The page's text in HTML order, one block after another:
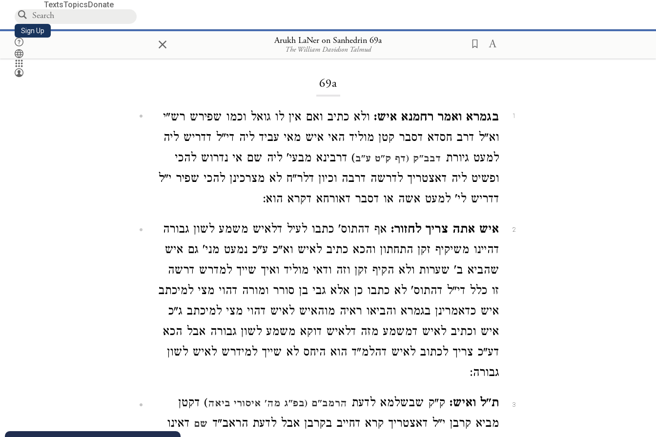
TextsTopicsDonate
Sign Up × Arukh LaNer on Sanhedrin 69a
The William Davidson Talmud
Loading...
69a
1 בגמרא ואמר רחמנא איש: ולא כתיב ואם אין לו גואל וכמו שפירש רש"י
וא"ל דרב חסדא דסבר קטן מוליד האי איש מאי עביד ליה די"ל דדריש ליה
למעט גיורת דבב"ק (דף ק"ט ע"ב) דרבינא מבעי' ליה שם אי נדרוש להכי
ופשיט ליה דאצטריך לדרשה דרבה וכיון דלר"ח לא מצרכינן להכי שפיר י"ל
דדריש לי' למעט אשה או דסבר דאורחא דקרא הוא:
2 איש אתה צריך לחזור: אף דהתוס' כתבו לעיל דלאיש משמע לשון גבורה
דהיינו משיקיף זקן התחתון והכא כתיב לאיש וא"כ ע"כ נמעט מני' גם איש
שהביא ב' שערות ולא הקיף זקן וזה ודאי מוליד ואיך שייך למדרש דרשה
זו כלל די"ל דהתוס' לא כתבו כן אלא גבי בן סורר ומורה דהוי מצי למיכתב
איש כדאמרינן בגמרא והביאו ראיה מוהאיש לאיש דהוי מצי למיכתב ג"כ
איש וכתיב לאיש דמשמע מזה דלאיש דוקא משמע לשון גבורה אבל הכא
דע"כ צריך לכתוב לאיש דהלמ"ד הוא היחס לא שייך למידרש לאיש לשון
גבורה:
3 ת"ל ואיש: ק"ק שבשלמא לדעת הרמב"ם (בפ"ג מה' איסורי ביאה) דקטן
מביא קרבן י"ל דאצטריך קרא דחייב בקרבן אבל לדעת הראב"ד שם דאינו